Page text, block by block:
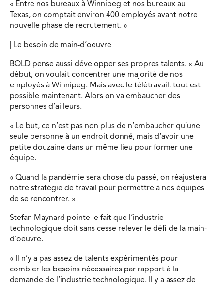
« Entre nos bureaux à Winnipeg et nos bureaux au
Texas, on comptait environ 400 employés avant notre
nouvelle phase de recrutement. »
| Le besoin de main-d’oeuvre
BOLD pense aussi développer ses propres talents. « Au
début, on voulait concentrer une majorité de nos
employés à Winnipeg. Mais avec le télétravail, tout est
possible maintenant. Alors on va embaucher des
personnes d’ailleurs.
« Le but, ce n’est pas non plus de n’embaucher qu’une
seule personne à un endroit donné, mais d’avoir une
petite douzaine dans un même lieu pour former une
équipe.
« Quand la pandémie sera chose du passé, on réajustera
notre stratégie de travail pour permettre à nos équipes
de se rencontrer. »
Stefan Maynard pointe le fait que l’industrie
technologique doit sans cesse relever le défi de la main-
d’oeuvre.
« Il n’y a pas assez de talents expérimentés pour
combler les besoins nécessaires par rapport à la
demande de l’industrie technologique. Il y a assez de